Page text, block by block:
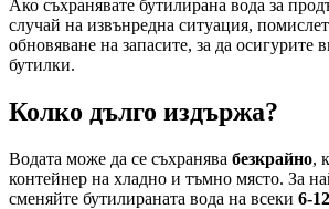
Ако съхранявате бутилирана вода за
случай на извънредна ситуация,
обновяване на запасите, за да осигурите
бутилки.
Колко дълго издържа?
Водата може да се съхранява безкрайно,
контейнер на хладно и тъмно място. За
сменяйте бутилираната вода на всеки 6-